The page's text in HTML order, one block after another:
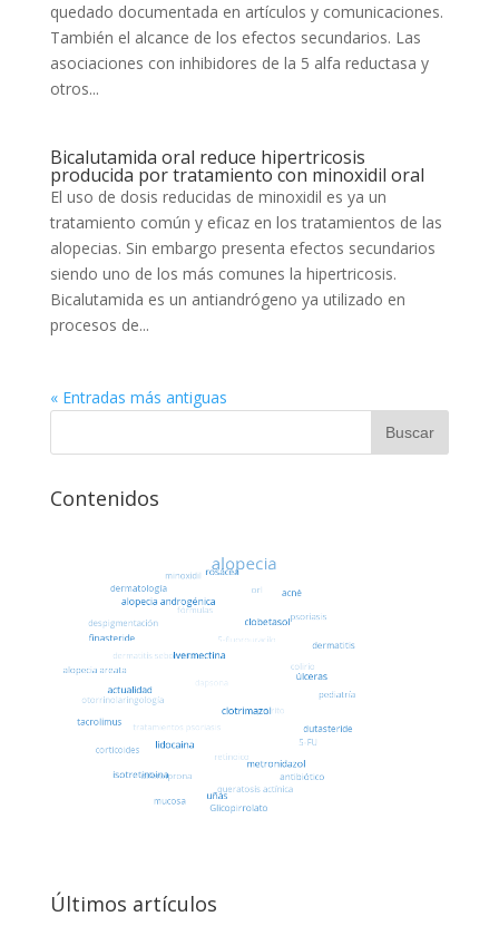
quedado documentada en artículos y comunicaciones.
También el alcance de los efectos secundarios. Las
asociaciones con inhibidores de la 5 alfa reductasa y
otros...
Bicalutamida oral reduce hipertricosis
producida por tratamiento con minoxidil oral
El uso de dosis reducidas de minoxidil es ya un
tratamiento común y eficaz en los tratamientos de las
alopecias. Sin embargo presenta efectos secundarios
siendo uno de los más comunes la hipertricosis.
Bicalutamida es un antiandrógeno ya utilizado en
procesos de...
« Entradas más antiguas
Contenidos
Últimos artículos